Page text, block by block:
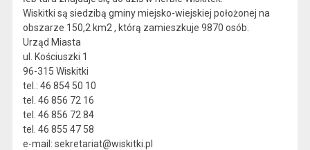
Wiskitki są siedzibą gminy miejsko-wiejskiej położonej na
obszarze 150,2 km2 , którą zamieszkuje 9870 osób.
Urząd Miasta
ul. Kościuszki 1
96-315 Wiskitki
tel.: 46 854 50 10
tel. 46 856 72 16
tel. 46 856 72 84
tel. 46 855 47 58
e-mail: sekretariat@wiskitki.pl